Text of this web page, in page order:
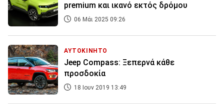
premium και ικανό εκτός δρόμου
06 Μάι 2025 09:26
ΑΥΤΟΚΙΝΗΤΟ
Jeep Compass: Ξεπερνά κάθε
προσδοκία
18 Ιουν 2019 13:49